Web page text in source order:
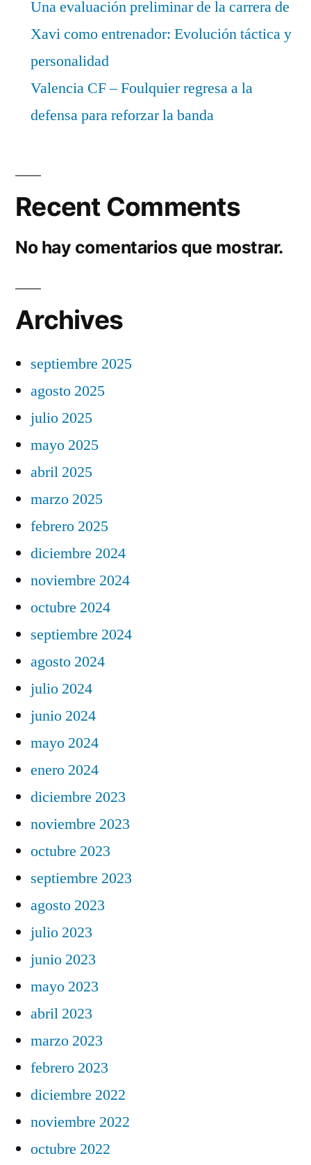
Una evaluación preliminar de la carrera de
Xavi como entrenador: Evolución táctica y
personalidad
Valencia CF – Foulquier regresa a la
defensa para reforzar la banda
Recent Comments
No hay comentarios que mostrar.
Archives
septiembre 2025
agosto 2025
julio 2025
mayo 2025
abril 2025
marzo 2025
febrero 2025
diciembre 2024
noviembre 2024
octubre 2024
septiembre 2024
agosto 2024
julio 2024
junio 2024
mayo 2024
enero 2024
diciembre 2023
noviembre 2023
octubre 2023
septiembre 2023
agosto 2023
julio 2023
junio 2023
mayo 2023
abril 2023
marzo 2023
febrero 2023
diciembre 2022
noviembre 2022
octubre 2022